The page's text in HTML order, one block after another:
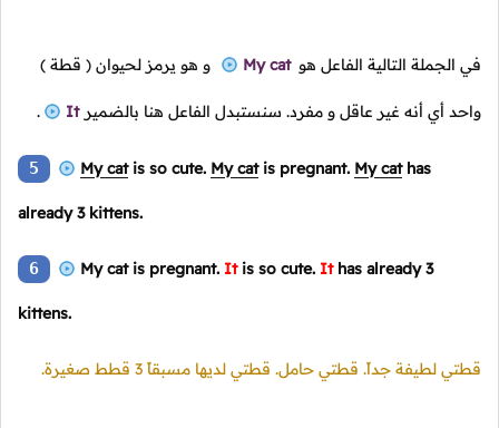
في الجملة التالية الفاعل هو My cat و هو يرمز لحيوان ( قطة )
واحد أي أنه غير عاقل و مفرد. سنستبدل الفاعل هنا بالضمير It
.
5 My catis so cute. My catis pregnant. My cathas
already 3 kittens.
6 My cat is pregnant. Itis so cute. Ithas already 3
kittens.
قطتي لطيفة جداً. قطتي حامل. قطتي لديها مسبقاً 3 قطط صغيرة.